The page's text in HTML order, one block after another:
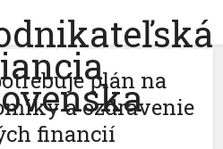
plán na
a ozdravenie
financií